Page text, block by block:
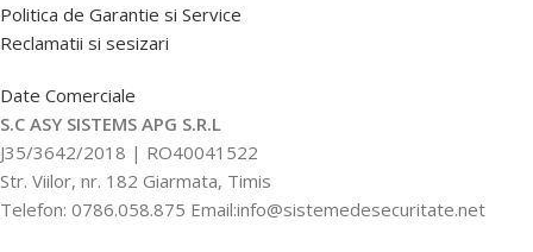
Politica de Garantie si Service
Reclamatii si sesizari
Date Comerciale
S.C ASY SISTEMS APG S.R.L
J35/3642/2018 | RO40041522
Str. Viilor, nr. 182 Giarmata, Timis
Telefon: 0786.058.875 Email:info@sistemedesecuritate.net